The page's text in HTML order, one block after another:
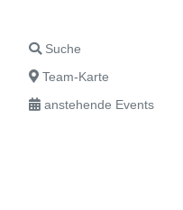
Suche
Team-Karte
anstehende Events